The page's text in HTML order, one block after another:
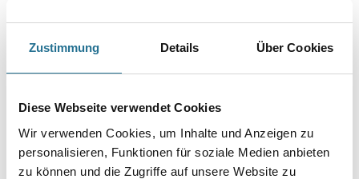
Zustimmung Details Über Cookies
Diese Webseite verwendet Cookies
Wir verwenden Cookies, um Inhalte und Anzeigen zu
personalisieren, Funktionen für soziale Medien anbieten
zu können und die Zugriffe auf unsere Website zu
Farbtonbezeichnung
Länge in centimeter
Breite in centimeter